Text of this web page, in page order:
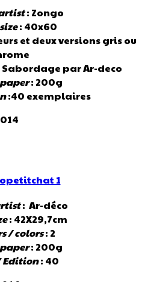
: Zongo
: 40x60
et deux versions gris ou
par Ar-deco
: 200g
:40 exemplaires
: Ar-déco
: 42X29,7cm
/ colors: 2
: 200g
Edition: 40